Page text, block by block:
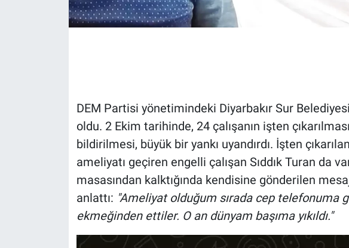
DEM Partisi yönetimindeki Diyarbakır Sur
oldu. 2 Ekim tarihinde, 24 çalışanın işten
bildirilmesi, büyük bir yankı uyandırdı. İşten
ameliyatı geçiren engelli çalışan Sıddık Turan da
masasından kalktığında kendisine gönderilen
anlattı: "Ameliyat olduğum sırada cep telefonuma
ekmeğinden ettiler. O an dünyam başıma yıkıldı."
Gündem Özel
Koronavirüs
Kültür Sanat
Ne demişti